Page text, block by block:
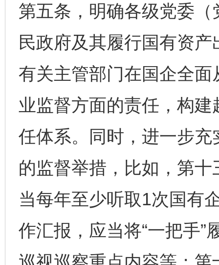
第五条，明确各级党委
民政府及其履行国有资
有关主管部门在国企全
业监督方面的责任，构
任体系。同时，进一步
的监督举措，比如，第
当每年至少听取1次国有
作汇报，应当将“一把手”